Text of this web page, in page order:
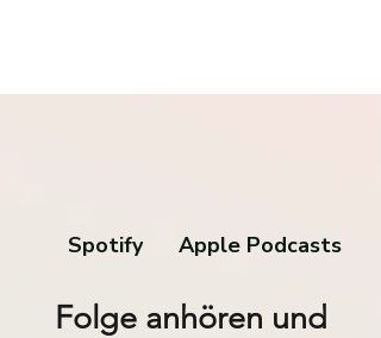
Spotify Apple Podcasts
Folge anhören und